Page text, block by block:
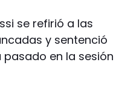
se refirió a las
y sentenció
en la sesión